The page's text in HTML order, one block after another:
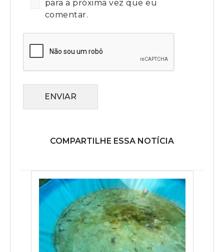
para a próxima vez que eu
comentar.
ENVIAR
COMPARTILHE ESSA NOTÍCIA